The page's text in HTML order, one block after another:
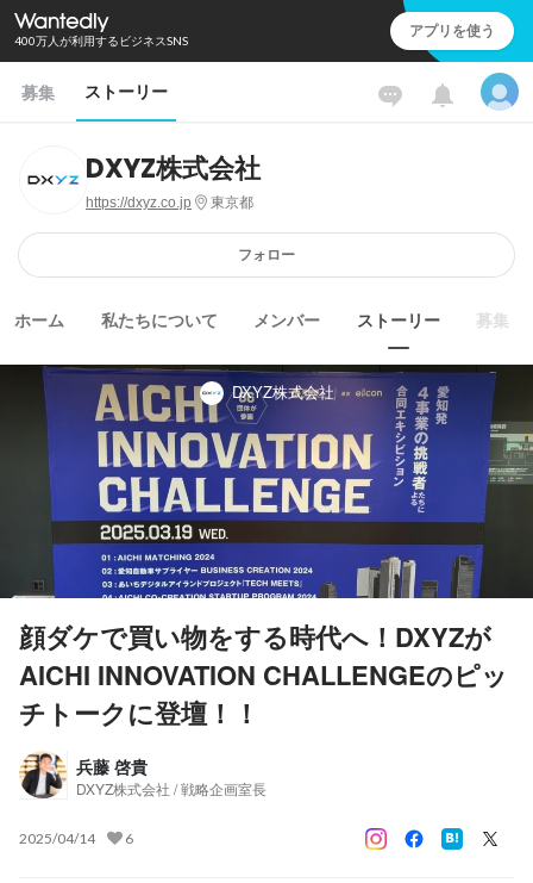
400万人が利用するビジネスSNS アプリを使う
募集 ストーリー
DXYZ株式会社
https://dxyz.co.jp 東京都
フォロー
ホーム 私たちについて メンバー ストーリー 募集
DXYZ株式会社
顔ダケで買い物をする時代へ！DXYZが
AICHI INNOVATION CHALLENGEのピッ
チトークに登壇！！
兵藤 啓貴
DXYZ株式会社 / 戦略企画室長
2025/04/14 6